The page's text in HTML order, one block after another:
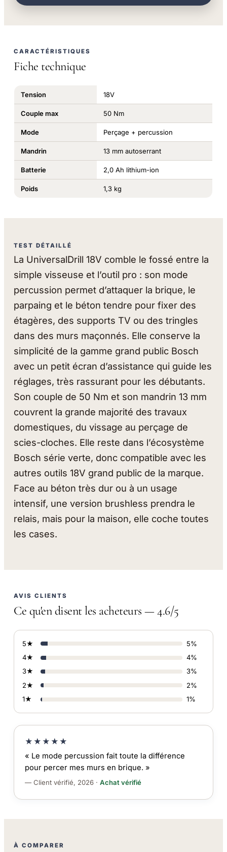
CARACTÉRISTIQUES
Fiche technique
Tension 18V
Couple max 50 Nm
Mode Perçage + percussion
Mandrin 13 mm autoserrant
Batterie 2,0 Ah lithium-ion
Poids 1,3 kg
TEST DÉTAILLÉ
La UniversalDrill 18V comble le fossé entre la
simple visseuse et l’outil pro : son mode
percussion permet d’attaquer la brique, le
parpaing et le béton tendre pour fixer des
étagères, des supports TV ou des tringles
dans des murs maçonnés. Elle conserve la
simplicité de la gamme grand public Bosch
avec un petit écran d’assistance qui guide les
réglages, très rassurant pour les débutants.
Son couple de 50 Nm et son mandrin 13 mm
couvrent la grande majorité des travaux
domestiques, du vissage au perçage de
scies-cloches. Elle reste dans l’écosystème
Bosch série verte, donc compatible avec les
autres outils 18V grand public de la marque.
Face au béton très dur ou à un usage
intensif, une version brushless prendra le
relais, mais pour la maison, elle coche toutes
les cases.
AVIS CLIENTS
Ce qu'en disent les acheteurs — 4.6/5
5★
5%
4★
4%
3★
3%
2★
2%
1★
1%
★★★★★
« Le mode percussion fait toute la différence
pour percer mes murs en brique. »
— Client vérifié, 2026 · Achat vérifié
À COMPARER